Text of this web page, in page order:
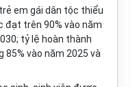
em gái dân tộc thiểu
đạt trên 90% vào năm
tỷ lệ hoàn thành
vào năm 2025 và